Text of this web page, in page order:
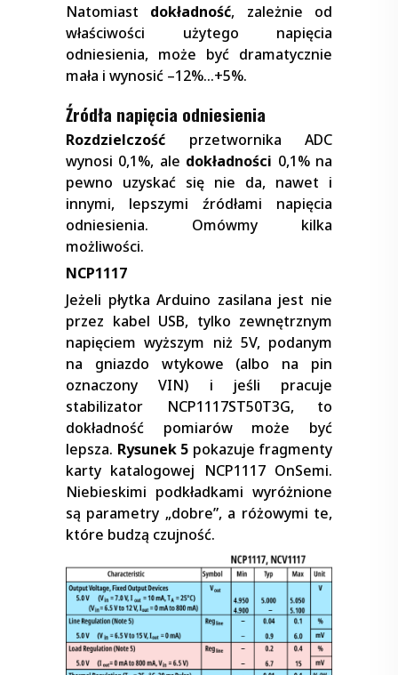
Natomiast dokładność, zależnie od
właściwości użytego napięcia
odniesienia, może być dramatycznie
mała i wynosić –12%…+5%.
Źródła napięcia odniesienia
Rozdzielczość przetwornika ADC
wynosi 0,1%, ale dokładności 0,1% na
pewno uzyskać się nie da, nawet i
innymi, lepszymi źródłami napięcia
odniesienia. Omówmy kilka
możliwości.
NCP1117
Jeżeli płytka Arduino zasilana jest nie
przez kabel USB, tylko zewnętrznym
napięciem wyższym niż 5V, podanym
na gniazdo wtykowe (albo na pin
oznaczony VIN) i jeśli pracuje
stabilizator NCP1117ST50T3G, to
dokładność pomiarów może być
lepsza. Rysunek 5 pokazuje fragmenty
karty katalogowej NCP1117 OnSemi.
Niebieskimi podkładkami wyróżnione
są parametry „dobre”, a różowymi te,
które budzą czujność.